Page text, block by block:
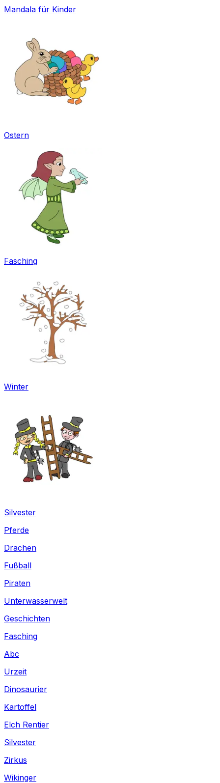
Mandala für Kinder
Ostern
Fasching
Winter
Silvester
Pferde
Drachen
Fußball
Piraten
Unterwasserwelt
Geschichten
Fasching
Abc
Urzeit
Dinosaurier
Kartoffel
Elch Rentier
Silvester
Zirkus
Wikinger